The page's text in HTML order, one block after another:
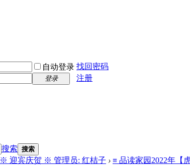
自动登录 找回密码
登录
注册
搜索 搜索
※ 迎宾庆贺 ※ 管理员: 红桔子 › ≡ 品读家园2022年【